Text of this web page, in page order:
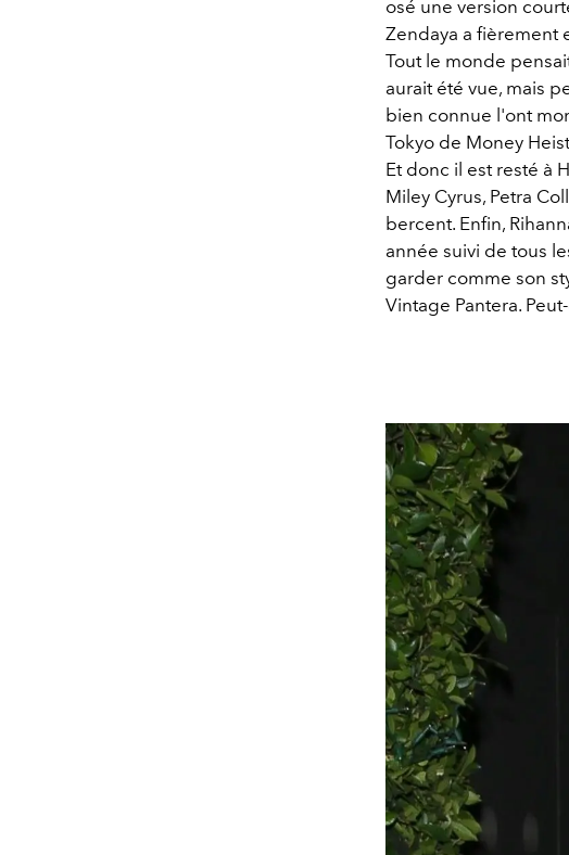
osé une version
Zendaya a fièrement
Tout le monde
aurait été vue, mais
bien connue l'ont
Tokyo de Money
Et donc il est resté à
Miley Cyrus, Petra
bercent. Enfin,
année suivi de tous
garder comme son
Vintage Pantera.